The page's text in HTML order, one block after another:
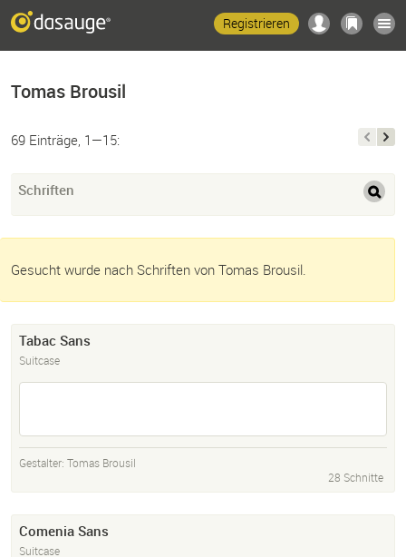
Registrieren
Tomas Brousil
69 Einträge, 1—15:
Schriften
Gesucht wurde nach Schriften von Tomas Brousil.
Tabac Sans
Suitcase
Gestalter: Tomas Brousil
28 Schnitte
Comenia Sans
Suitcase